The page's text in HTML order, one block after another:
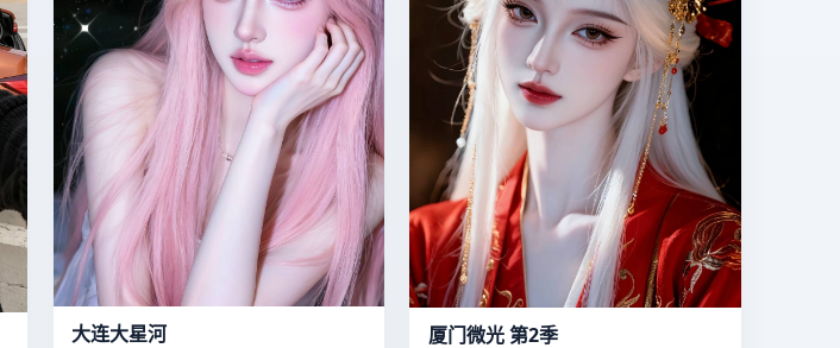
大连大星河 厦门微光 第2季